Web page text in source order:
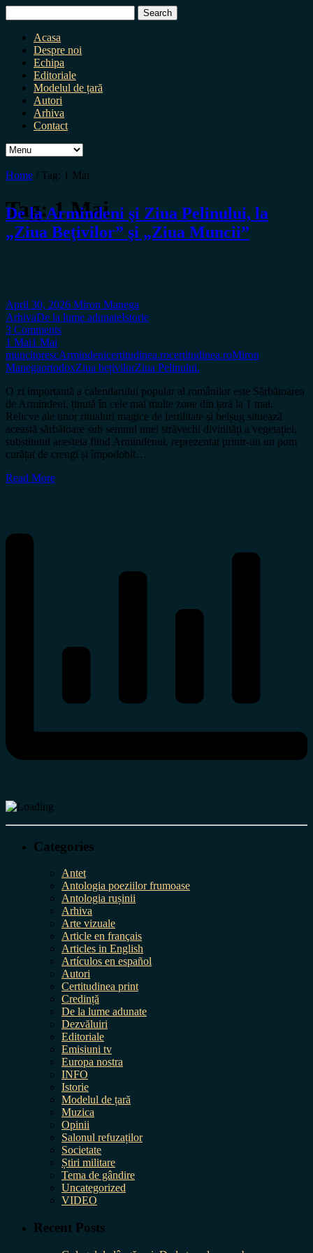
for:
Acasa
Despre noi
Echipa
Editoriale
Modelul de țară
Autori
Arhiva
Contact
Home / Tag: 1 Mai
Tag:1 Mai
De la Armindeni şi Ziua Pelinului, la
„Ziua Beţivilor” şi „Ziua Muncii”
April 30, 2026 Miron Manega
ArhivaDe la lume adunateIstorie
3 Comments
1 Mai1 Mai
muncitorescArmindenicertitudinea.rocertitudinea.roMiron
ManegaortodoxZiua bețivilorZiua Pelinului.
O zi importantă a calendarului popular al românilor este Sărbătoarea
de Armindeni, ținută în cele mai multe zone din țară la 1 mai.
Relicve ale unor ritualuri magice de fertilitate și belșug situează
această sărbătoare sub semnul unei străvechi divinități a vegetației,
substitutul acesteia fiind Armindenul, reprezentat printr-un un pom
curățat de crengi și împodobit…
Read More
Categories
Antet
Antologia poeziilor frumoase
Antologia rușinii
Arhiva
Arte vizuale
Article en français
Articles in English
Artículos en español
Autori
Certitudinea print
Credință
De la lume adunate
Dezvăluiri
Editoriale
Emisiuni tv
Europa nostra
INFO
Istorie
Modelul de țară
Muzica
Opinii
Salonul refuzaților
Societate
Știri militare
Tema de gândire
Uncategorized
VIDEO
Recent Posts